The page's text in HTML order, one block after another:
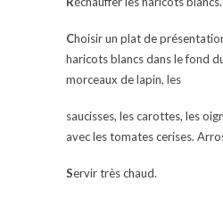
Choisir un plat de
haricots blancs dans le fond
morceaux de lapin, les
saucisses, les carottes, les
avec les tomates cerises.
Servir très chaud.